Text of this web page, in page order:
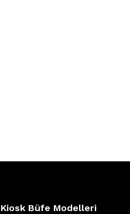
Kiosk Büfe Modelleri